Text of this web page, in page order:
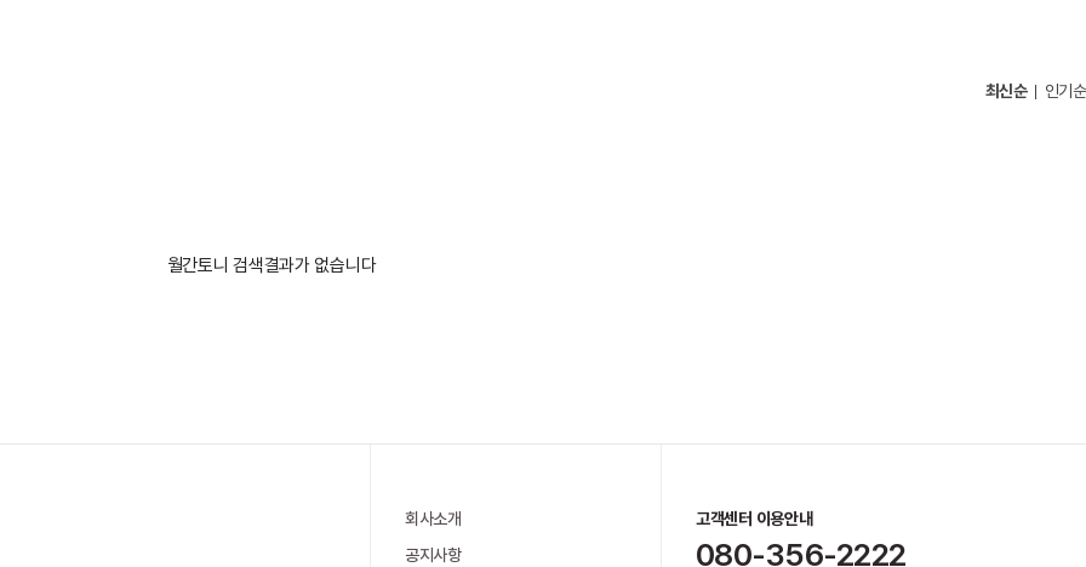
최신순 인기순
월간토니 검색결과가 없습니다
회사소개
공지사항
고객센터 이용안내
080-356-2222